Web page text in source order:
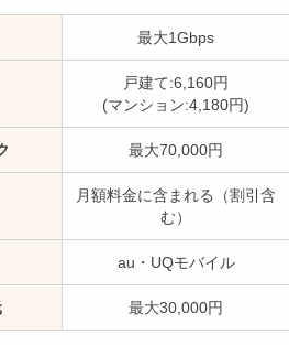
最大1Gbps
戸建て:6,160円
(マンション:4,180円)
最大70,000円
月額料金に含まれる（割引含
む）
au・UQモバイル
最大30,000円